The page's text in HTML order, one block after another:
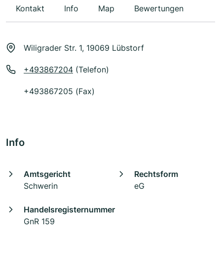
Kontakt Info Map Bewertungen
Wiligrader Str. 1, 19069 Lübstorf
+493867204 (Telefon)
+493867205 (Fax)
Info
Amtsgericht
Schwerin
Rechtsform
eG
Handelsregisternummer
GnR 159